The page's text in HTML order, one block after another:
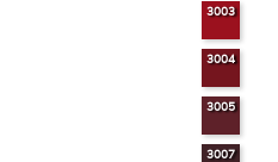
3003
3004
3005
3007